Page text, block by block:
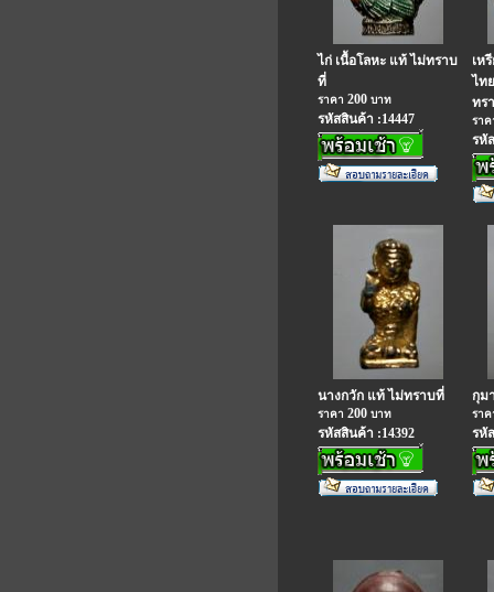
ไก่ เนื้อโลหะ แท้ ไม่ทราบ
ที่
ราคา 200 บาท
รหัสสินค้า :14447
เห
ไท
ทร
รา
รหั
นางกวัก แท้ ไม่ทราบที่
ราคา 200 บาท
รหัสสินค้า :14392
กุม
รา
รหั